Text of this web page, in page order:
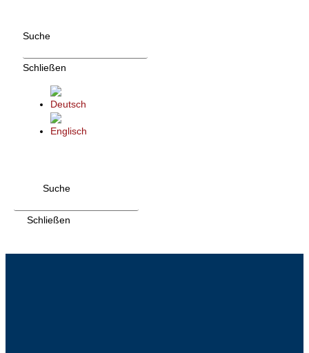
Suche
Schließen
Suche
Schließen